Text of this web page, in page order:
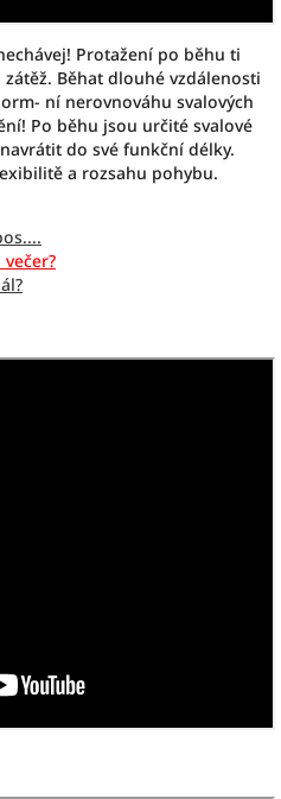
Protažení po běhu ti
Běhat dlouhé vzdálenosti
ní nerovnováhu svalových
Po běhu jsou určité svalové
do své funkční délky.
a rozsahu pohybu.